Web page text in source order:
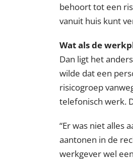
behoort tot een
vanuit huis kunt
Wat als de
Dan ligt het
wilde dat een
risicogroep
telefonisch werk.
Er was niet alles
aantonen in de
werkgever wel